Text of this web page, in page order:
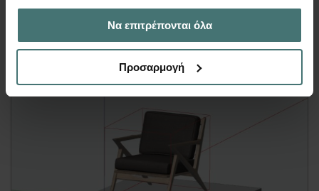
έχουν συλλέξει σε σχέση με την από μέρους σας χρήση
των υπηρεσιών τους.Να επιτρέπονται όλα
Προσαρμογή
Περισσότερα